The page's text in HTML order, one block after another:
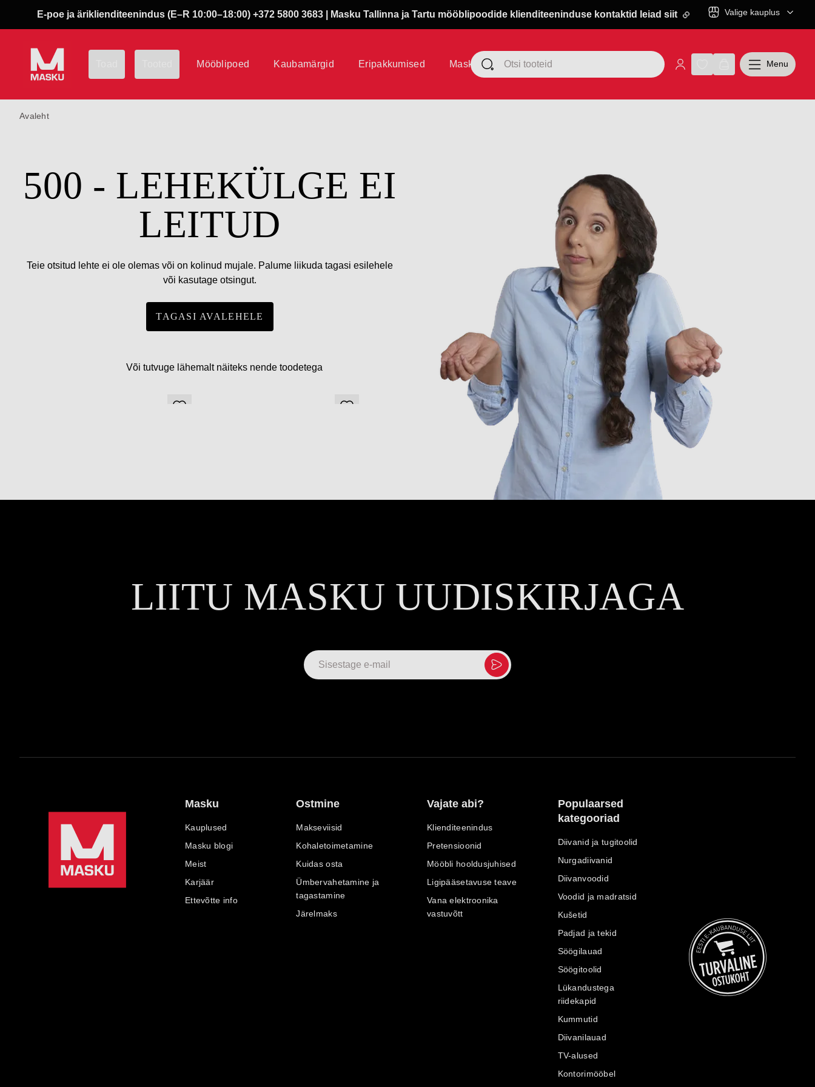
E-poe ja äriklienditeenindus (E–R 10:00–18:00) +372 5800 3683 | Masku Tallinna ja Tartu mööblipoodide klienditeeninduse kontaktid leiad siit Valige kauplus
Mööblipoed Kaubamärgid Eripakkumised Masku klubi Menu
Avaleht
500 - LEHEKÜLGE EI
LEITUD
Teie otsitud lehte ei ole olemas või on kolinud mujale. Palume liikuda tagasi esilehele
või kasutage otsingut.
TAGASI AVALEHELE
Või tutvuge lähemalt näiteks nende toodetega
LIITU MASKU UUDISKIRJAGA
Masku
Kauplused
Masku blogi
Meist
Karjäär
Ettevõtte info
Ostmine
Makseviisid
Kohaletoimetamine
Kuidas osta
Ümbervahetamine ja
tagastamine
Järelmaks
Vajate abi?
Klienditeenindus
Pretensioonid
Mööbli hooldusjuhised
Ligipääsetavuse teave
Vana elektroonika
vastuvõtt
Populaarsed
kategooriad
Diivanid ja tugitoolid
Nurgadiivanid
Diivanvoodid
Voodid ja madratsid
Kušetid
Padjad ja tekid
Söögilauad
Söögitoolid
Lükandustega
riidekapid
Kummutid
Diivanilauad
TV-alused
Kontorimööbel